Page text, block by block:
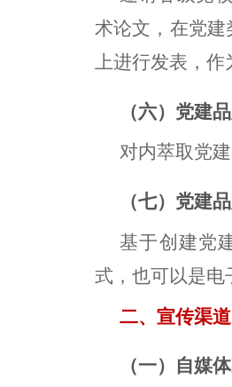
术论文，在党建
上进行发表，作
（六）党建
对内萃取党
（七）党建
基于创建党
式，也可以是电
二、宣传渠道
（一）自媒